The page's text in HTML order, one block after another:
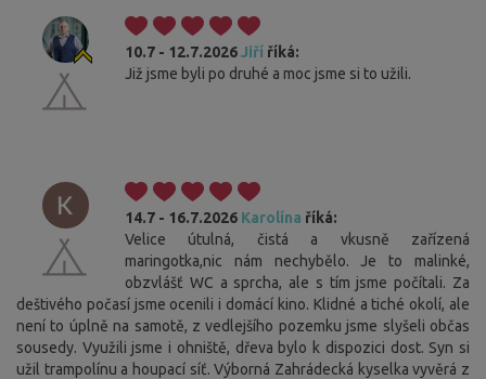
10.7 - 12.7.2026Jiří říká:
Již jsme byli po druhé a moc jsme si to užili.
14.7 - 16.7.2026 Karolína říká:
Velice útulná, čistá a vkusně zařízená
maringotka,nic nám nechybělo. Je to malinké,
obzvlášť WC a sprcha, ale s tím jsme počítali. Za
deštivého počasí jsme ocenili i domácí kino. Klidné a tiché okolí, ale
není to úplně na samotě, z vedlejšího pozemku jsme slyšeli občas
sousedy. Využili jsme i ohniště, dřeva bylo k dispozici dost. Syn si
užil trampolínu a houpací síť. Výborná Zahrádecká kyselka vyvěrá z